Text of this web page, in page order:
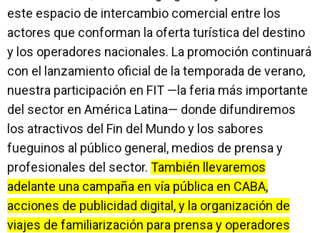
este espacio de intercambio comercial entre los
actores que conforman la oferta turística del destino
y los operadores nacionales. La promoción continuará
con el lanzamiento oficial de la temporada de verano,
nuestra participación en FIT —la feria más importante
del sector en América Latina— donde difundiremos
los atractivos del Fin del Mundo y los sabores
fueguinos al público general, medios de prensa y
profesionales del sector. También llevaremos
adelante una campaña en vía pública en CABA,
acciones de publicidad digital, y la organización de
viajes de familiarización para prensa y operadores